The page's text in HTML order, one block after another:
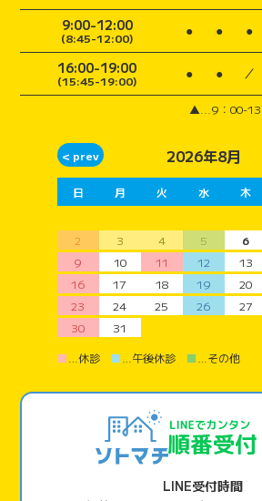
9:00-12:00
(8:45-12:00) ● ● ●
16:00-19:00
(15:45-19:00) ● ● ／
▲...9：00-13
2026年8月
日 月 火 水 木
2
3 4 5 6
9
10 11 12 13
16
17 18 19 20
23
24 25 26 27
30
31
■
…休診 ■ …午後休診 ■ …その他
LINE受付時間